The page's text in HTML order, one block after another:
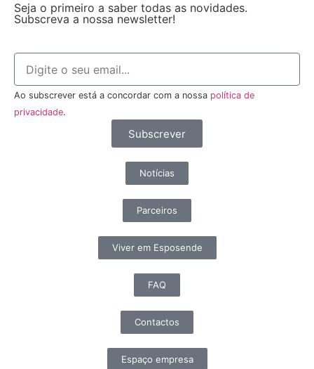
Seja o primeiro a saber todas as novidades.
Subscreva a nossa newsletter!
Ao subscrever está a concordar com a nossa política de
privacidade.
Subscrever
Notícias
Parceiros
Viver em Esposende
FAQ
Contactos
Espaço empresa